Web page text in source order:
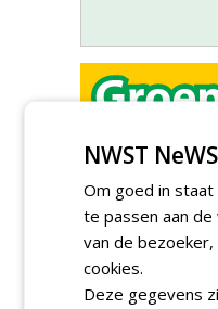
06-
NWST
Om goed in
te passen aan
van de bezoeker,
cookies.
Deze gegevens